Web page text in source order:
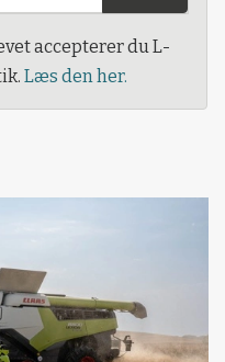
accepterer du L-
Læs den her.